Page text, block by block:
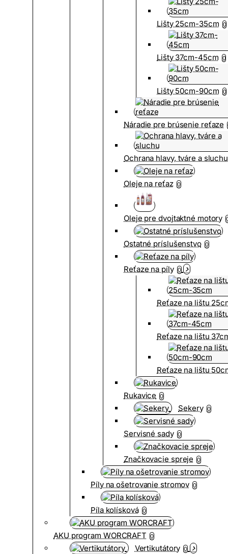
Lišty 25cm-35cm 0
Lišty 37cm-45cm 0
Lišty 50cm-90cm 0
Náradie pre brúsenie reťaze
Ochrana hlavy, tváre a sluchu
Oleje na reťaz 0
Oleje pre dvojtaktné motory
Ostatné príslušenstvo 0
Reťaze na píly 0
Reťaze na lištu
Reťaze na lištu
Reťaze na lištu
Rukavice 0
Sekery 0
Servisné sady 0
Značkovacie spreje 0
Píly na ošetrovanie stromov 0
Píla kolísková 0
AKU program WORCRAFT 0
Vertikutátory 0